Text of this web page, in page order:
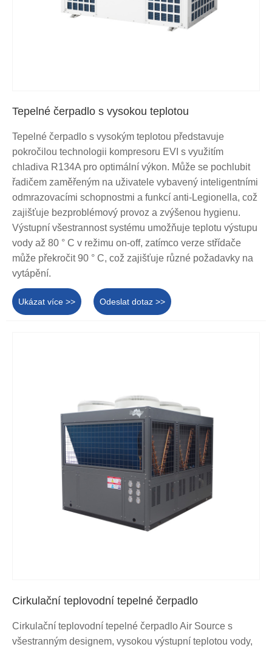
Tepelné čerpadlo s vysokou teplotou
Tepelné čerpadlo s vysokým teplotou představuje
pokročilou technologii kompresoru EVI s využitím
chladiva R134A pro optimální výkon. Může se pochlubit
řadičem zaměřeným na uživatele vybavený inteligentními
odmrazovacími schopnostmi a funkcí anti-Legionella, což
zajišťuje bezproblémový provoz a zvýšenou hygienu.
Výstupní všestrannost systému umožňuje teplotu výstupu
vody až 80 ° C v režimu on-off, zatímco verze střídače
může překročit 90 ° C, což zajišťuje různé požadavky na
vytápění.
Ukázat více >> Odeslat dotaz >>
Cirkulační teplovodní tepelné čerpadlo
Cirkulační teplovodní tepelné čerpadlo Air Source s
všestranným designem, vysokou výstupní teplotou vody,